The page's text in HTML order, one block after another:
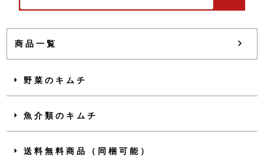
商品一覧
野菜のキムチ
魚介類のキムチ
送料無料商品（同梱可能）